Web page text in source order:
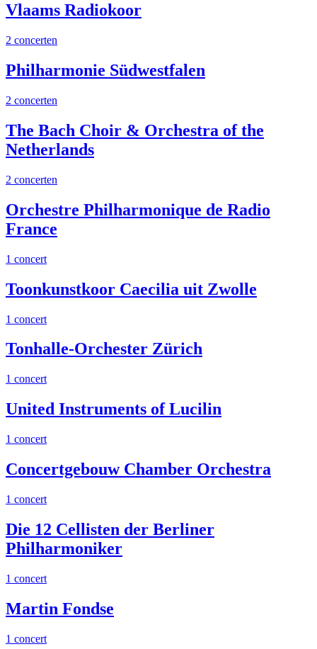
Vlaams Radiokoor
2 concerten
Philharmonie Südwestfalen
2 concerten
The Bach Choir & Orchestra of the
Netherlands
2 concerten
Orchestre Philharmonique de Radio
France
1 concert
Toonkunstkoor Caecilia uit Zwolle
1 concert
Tonhalle-Orchester Zürich
1 concert
United Instruments of Lucilin
1 concert
Concertgebouw Chamber Orchestra
1 concert
Die 12 Cellisten der Berliner
Philharmoniker
1 concert
Martin Fondse
1 concert